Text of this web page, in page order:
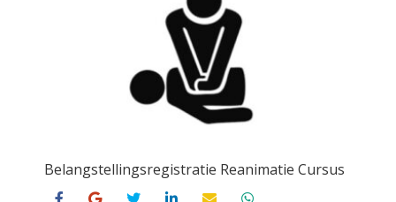
Belangstellingsregistratie Reanimatie Cursus